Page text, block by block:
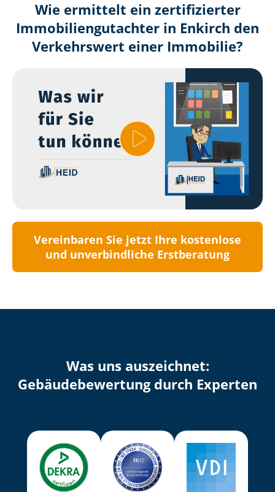
Wie ermittelt ein zertifizierter
Immobilien­gutachter in Enkirch den
Verkehrswert einer Immobilie?
Vereinbaren Sie jetzt Ihre kostenlose
und unverbindliche Erstberatung
Was uns auszeichnet:
Ge­bäu­de­be­wer­tung durch Experten